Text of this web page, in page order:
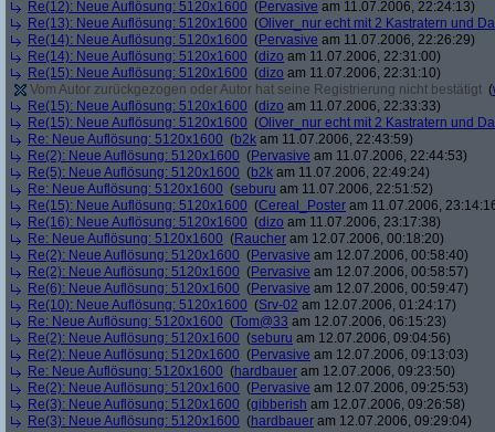
Re(12): Neue Auflösung: 5120x1600 (Pervasive am 11.07.2006, 22:24:13)
Re(13): Neue Auflösung: 5120x1600 (Oliver_nur echt mit 2 Kastratern und
Re(14): Neue Auflösung: 5120x1600 (Pervasive am 11.07.2006, 22:26:29)
Re(14): Neue Auflösung: 5120x1600 (dizo am 11.07.2006, 22:31:00)
Re(15): Neue Auflösung: 5120x1600 (dizo am 11.07.2006, 22:31:10)
Vom Autor zurückgezogen oder Autor hat seine Registrierung nicht bestätigt (
Re(15): Neue Auflösung: 5120x1600 (dizo am 11.07.2006, 22:33:33)
Re(15): Neue Auflösung: 5120x1600 (Oliver_nur echt mit 2 Kastratern und
Re: Neue Auflösung: 5120x1600 (b2k am 11.07.2006, 22:43:59)
Re(2): Neue Auflösung: 5120x1600 (Pervasive am 11.07.2006, 22:44:53)
Re(5): Neue Auflösung: 5120x1600 (b2k am 11.07.2006, 22:49:24)
Re: Neue Auflösung: 5120x1600 (seburu am 11.07.2006, 22:51:52)
Re(15): Neue Auflösung: 5120x1600 (Cereal_Poster am 11.07.2006,
Re(16): Neue Auflösung: 5120x1600 (dizo am 11.07.2006, 23:17:38)
Re: Neue Auflösung: 5120x1600 (Raucher am 12.07.2006, 00:18:20)
Re(2): Neue Auflösung: 5120x1600 (Pervasive am 12.07.2006, 00:58:40)
Re(2): Neue Auflösung: 5120x1600 (Pervasive am 12.07.2006, 00:58:57)
Re(6): Neue Auflösung: 5120x1600 (Pervasive am 12.07.2006, 00:59:47)
Re(10): Neue Auflösung: 5120x1600 (Srv-02 am 12.07.2006, 01:24:17)
Re: Neue Auflösung: 5120x1600 (Tom@33 am 12.07.2006, 06:15:23)
Re(2): Neue Auflösung: 5120x1600 (seburu am 12.07.2006, 09:04:56)
Re(2): Neue Auflösung: 5120x1600 (Pervasive am 12.07.2006, 09:13:03)
Re: Neue Auflösung: 5120x1600 (hardbauer am 12.07.2006, 09:23:50)
Re(2): Neue Auflösung: 5120x1600 (Pervasive am 12.07.2006, 09:25:53)
Re(3): Neue Auflösung: 5120x1600 (gibberish am 12.07.2006, 09:26:58)
Re(3): Neue Auflösung: 5120x1600 (hardbauer am 12.07.2006, 09:29:04)